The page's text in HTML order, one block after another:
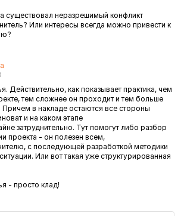
существовал неразрешимый конфликт
Или интересы всегда можно привести к
Действительно, как показывает практика, чем
тем сложнее он проходит и тем больше
Причем в накладе остаются все стороны
и на каком этапе
затруднительно. Тут помогут либо разбор
проекта - он полезен всем,
с последующей разработкой методики
Или вот такая уже структурированная
- просто клад!